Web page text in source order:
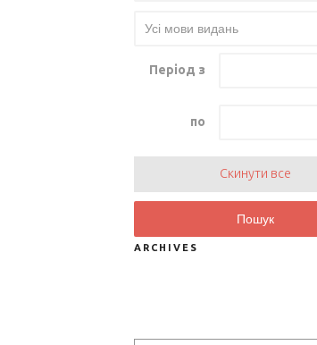
Період з
по
Скинути все
Пошук
ARCHIVES